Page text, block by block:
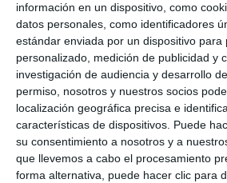
información en un dispositivo, como
datos personales, como identificadores
estándar enviada por un dispositivo para
personalizado, medición de publicidad y
investigación de audiencia y desarrollo
permiso, nosotros y nuestros socios
localización geográfica precisa e
características de dispositivos. Puede
su consentimiento a nosotros y a
que llevemos a cabo el procesamiento
forma alternativa, puede hacer clic para
con el detenido y el arma
Valoración
El primer teniente de alcalde y
Seguridad, Juan Carlos Cuevas
destacado que “nuestros agentes
una situación de máximo riesgo, en